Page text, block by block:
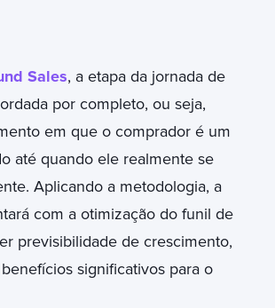
Sales, a etapa da jornada de
por completo, ou seja,
em que o comprador é um
até quando ele realmente se
Aplicando a metodologia, a
com a otimização do funil de
previsibilidade de crescimento,
significativos para o